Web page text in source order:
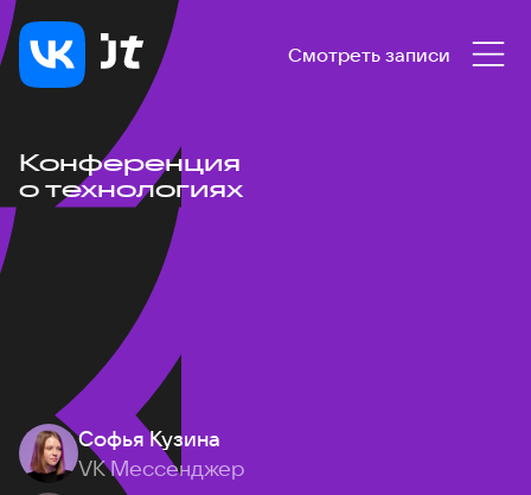
Смотреть записи
Конференция
о технологиях
Софья Кузина
VK Мессенджер